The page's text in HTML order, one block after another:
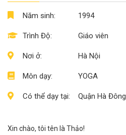
Năm sinh:
Trình Độ:
Nơi ở:
Môn dạy:
Có thể dạy tại:
1994
Giáo viên
Hà Nội
YOGA
Quận Hà Đông
Xin chào, tôi tên là Thảo!